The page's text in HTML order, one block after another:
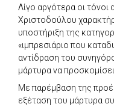
Λίγο αργότερα οι τόνοι
Χριστοδούλου
υποστήριξη της
«ιμπρεσιάριο που
αντίδραση του
μάρτυρα να προσκομίσει
Με παρέμβαση της
εξέταση του μάρτυρα